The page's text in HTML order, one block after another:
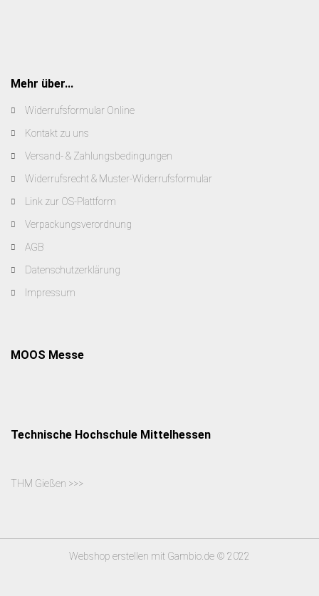
Mehr über...
Widerrufsformular Online
Kontakt zu uns
Versand- & Zahlungsbedingungen
Widerrufsrecht & Muster-Widerrufsformular
Link zur OS-Plattform
Verpackungsverordnung
AGB
Datenschutzerklärung
Impressum
MOOS Messe
Technische Hochschule Mittelhessen
THM Gießen >>>
Webshop erstellen mit Gambio.de © 2022